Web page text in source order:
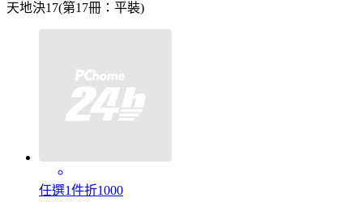
天地決17(第17冊：平裝)
任選1件折1000